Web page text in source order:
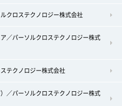
クロステクノロジー株式会社
／パーソルクロステクノロジー株式
テクノロジー株式会社
／パーソルクロステクノロジー株式